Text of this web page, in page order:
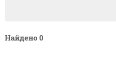
Найдено 0